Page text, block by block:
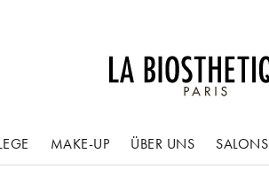
MAKE-UP ÜBER UNS SALONS